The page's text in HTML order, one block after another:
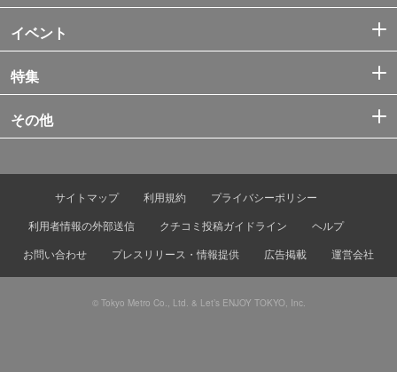
イベント
特集
その他
サイトマップ 利用規約
プライバシーポリシー
利用者情報の外部送信
クチコミ投稿ガイドライン
ヘルプ
お問い合わせ
プレスリリース・情報提供 広告掲載 運営会社
© Tokyo Metro Co., Ltd. & Let’s ENJOY TOKYO, Inc.